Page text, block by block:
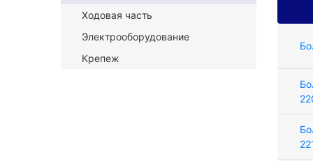
Ходовая часть
Электрооборудование
Крепеж